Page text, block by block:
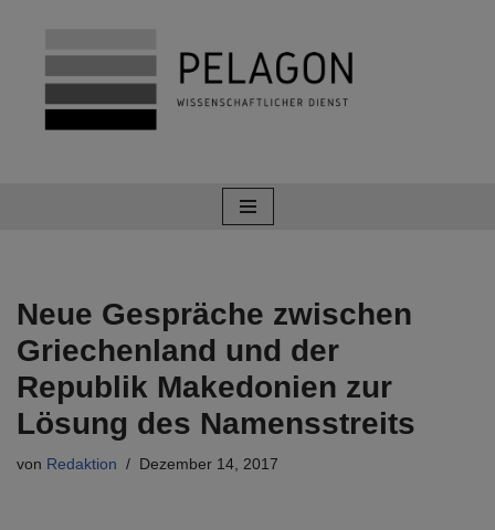
Zum
Inhalt
springen
Neue Gespräche zwischen
Griechenland und der
Republik Makedonien zur
Lösung des Namensstreits
von Redaktion Dezember 14, 2017